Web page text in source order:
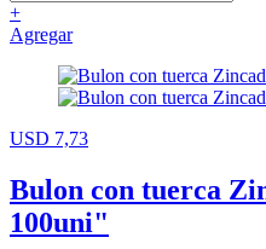
+
Agregar
USD 7,73
Bulon con tuerca
100uni"